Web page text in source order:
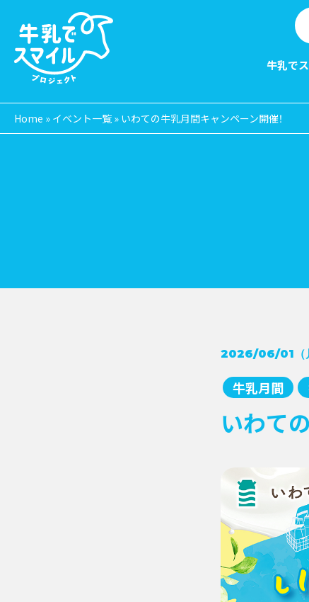
牛乳で
Home » イベント一覧 » いわての牛乳月間キャンペーン開催！
2026/06/01（
牛乳月間
いわて